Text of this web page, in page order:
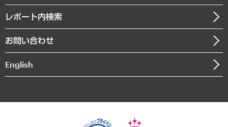
まちづくり・観光・交通・スポーツ・スマートシティ
自然資源・農林水産業・食料システム
沿革
組織図・本部部室紹介
インドネシア現地法人
個人情報保護方針
レポート内検索
お問い合わせ
English